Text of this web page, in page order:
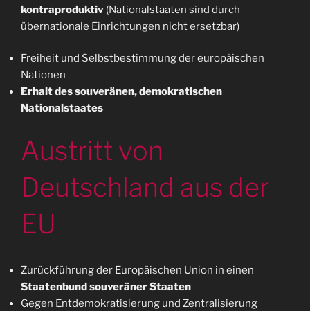
kontraproduktiv (Nationalstaaten sind durch
übernationale Einrichtungen nicht ersetzbar)
Freiheit und Selbstbestimmung der europäischen
Nationen
Erhalt des souveränen, demokratischen
Nationalstaates
Austritt von
Deutschland aus der
EU
Zurückführung der Europäischen Union in einen
Staatenbund souveräner Staaten
Gegen Entdemokratisierung und Zentralisierung